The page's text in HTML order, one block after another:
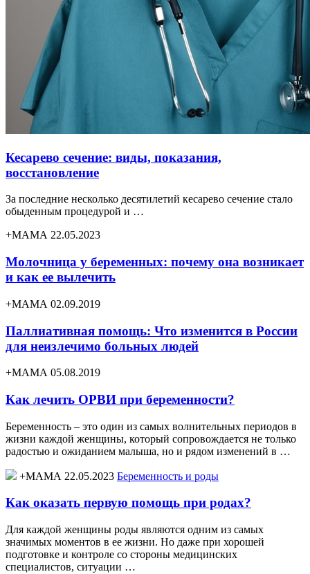
Кесарево сечение: виды, показания,
восстановление
За последние несколько десятилетий кесарево сечение стало
обыденным процедурой и …
+МАМА 22.05.2023
Молочница у беременных: почему она возникает
и как ее вылечить
+МАМА 02.09.2019
Паллиативная помощь: Что изменится в России
для неизлечимо больных людей
+МАМА 05.08.2019
Как лечить ОРВИ при беременности?
Беременность – это один из самых волнительных периодов в
жизни каждой женщины, который сопровождается не только
радостью и ожиданием малыша, но и рядом изменений в …
+МАМА 22.05.2023 Беременность и роды
Как оказать первую помощь при родах?
Для каждой женщины роды являются одним из самых
значимых моментов в ее жизни. Но даже при хорошей
подготовке и контроле со стороны медицинских
специалистов, ситуации …